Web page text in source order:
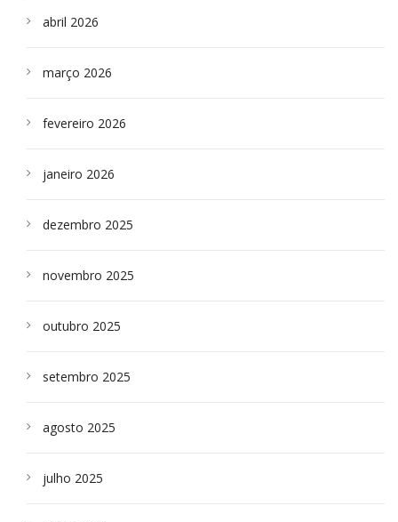
abril 2026
março 2026
fevereiro 2026
janeiro 2026
dezembro 2025
novembro 2025
outubro 2025
setembro 2025
agosto 2025
julho 2025